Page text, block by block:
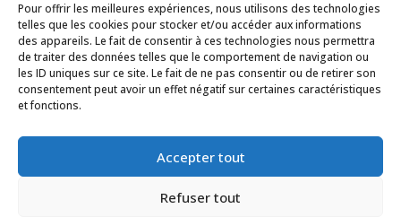
Pour offrir les meilleures expériences, nous utilisons des technologies
telles que les cookies pour stocker et/ou accéder aux informations
des appareils. Le fait de consentir à ces technologies nous permettra
de traiter des données telles que le comportement de navigation ou
les ID uniques sur ce site. Le fait de ne pas consentir ou de retirer son
consentement peut avoir un effet négatif sur certaines caractéristiques
et fonctions.
Accepter tout
Refuser tout
✆ +32 477 91 58 46
✉ infos@coeurs-en-choeur.be
Toute proposition de partenariat en développement sera